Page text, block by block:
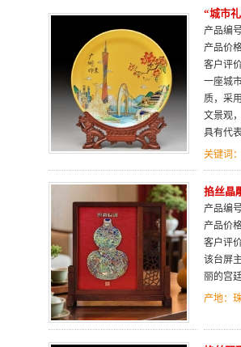
“城市
产品编
产品价
客户评
一座城
质，采
文景观
具有代
关键词
掐丝晶
产品编
产品价
客户评
该台屏
丽的宫
产地：